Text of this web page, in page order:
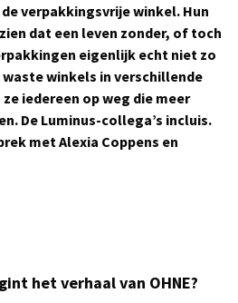
verpakkingsvrije winkel. Hun
dat een leven zonder, of toch
eigenlijk echt niet zo
winkels in verschillende
iedereen op weg die meer
De Luminus-collega’s incluis.
met Alexia Coppens en
het verhaal van OHNE?